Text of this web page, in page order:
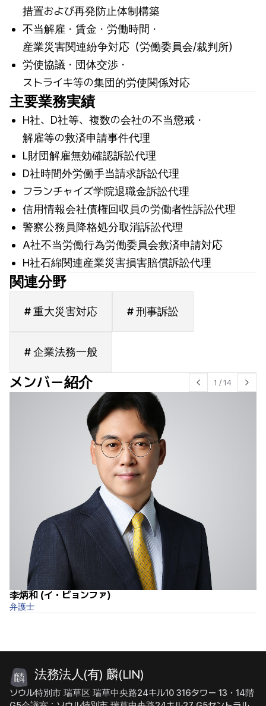
措置および再発防止体制構築
不当解雇・賃金・労働時間・
産業災害関連紛争対応（労働委員会/裁判所）
労使協議・団体交渉・
ストライキ等の集団的労使関係対応
主要業務実績
H社、D社等、複数の会社の不当懲戒・
解雇等の救済申請事件代理
L財団解雇無効確認訴訟代理
D社時間外労働手当請求訴訟代理
フランチャイズ学院退職金訴訟代理
信用情報会社債権回収員の労働者性訴訟代理
警察公務員降格処分取消訴訟代理
A社不当労働行為労働委員会救済申請対応
H社石綿関連産業災害損害賠償訴訟代理
関連分野
# 重大災害対応 # 刑事訴訟
# 企業法務一般
メンバー紹介 1 / 14
李炳和 (イ・ビョンファ)
弁護士
法務法人(有) 麟(LIN)
ソウル特別市 瑞草区 瑞草中央路24キル10 316タワー 13・14階